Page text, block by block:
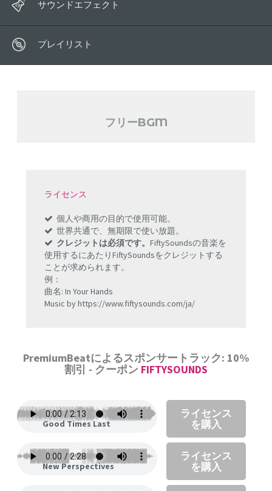
ワールド
マジカル
リラックス
サウンドエフェクト
プレイリスト
フリーBGM
ライセンス
個人や商用の目的で使用可能。
世界共通で、無期限で使い放題。
クレジットは必須です。 FiftySoundsの音楽を
使用するにあたりFiftySoundsをクレジットする
ことが求められます。
例：
曲名: In Your Hands
Music by https://www.fiftysounds.com/ja/
PremiumBeatによるスポンサートラック: 10%
割引 - クーポン FIFTYSOUNDS
Good Times Last
ライセンス
を購入
New Perspectives
ライセンス
を購入